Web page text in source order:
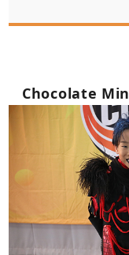
Chocolate Mint